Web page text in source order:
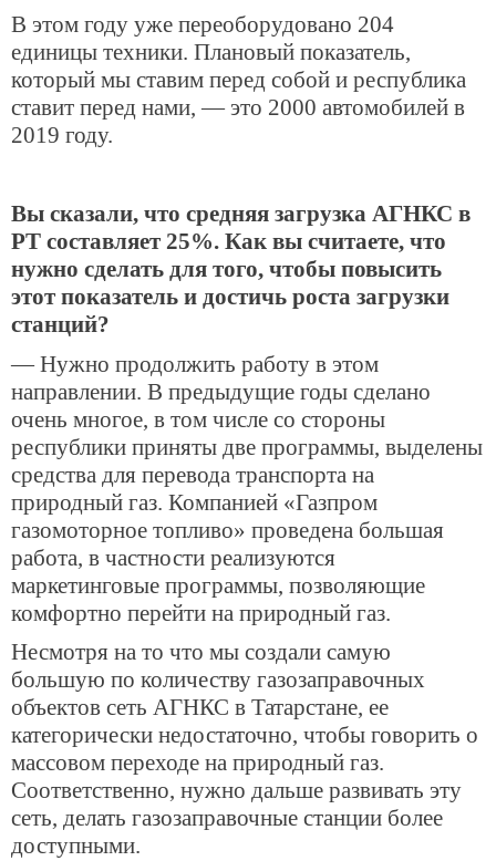
В этом году уже переоборудовано 204
единицы техники. Плановый показатель,
который мы ставим перед собой и республика
ставит перед нами, — это 2000 автомобилей в
2019 году.
Вы сказали, что средняя загрузка АГНКС в
РТ составляет 25%. Как вы считаете, что
нужно сделать для того, чтобы повысить
этот показатель и достичь роста загрузки
станций?
— Нужно продолжить работу в этом
направлении. В предыдущие годы сделано
очень многое, в том числе со стороны
республики приняты две программы, выделены
средства для перевода транспорта на
природный газ. Компанией «Газпром
газомоторное топливо» проведена большая
работа, в частности реализуются
маркетинговые программы, позволяющие
комфортно перейти на природный газ.
Несмотря на то что мы создали самую
большую по количеству газозаправочных
объектов сеть АГНКС в Татарстане, ее
категорически недостаточно, чтобы говорить о
массовом переходе на природный газ.
Соответственно, нужно дальше развивать эту
сеть, делать газозаправочные станции более
доступными.